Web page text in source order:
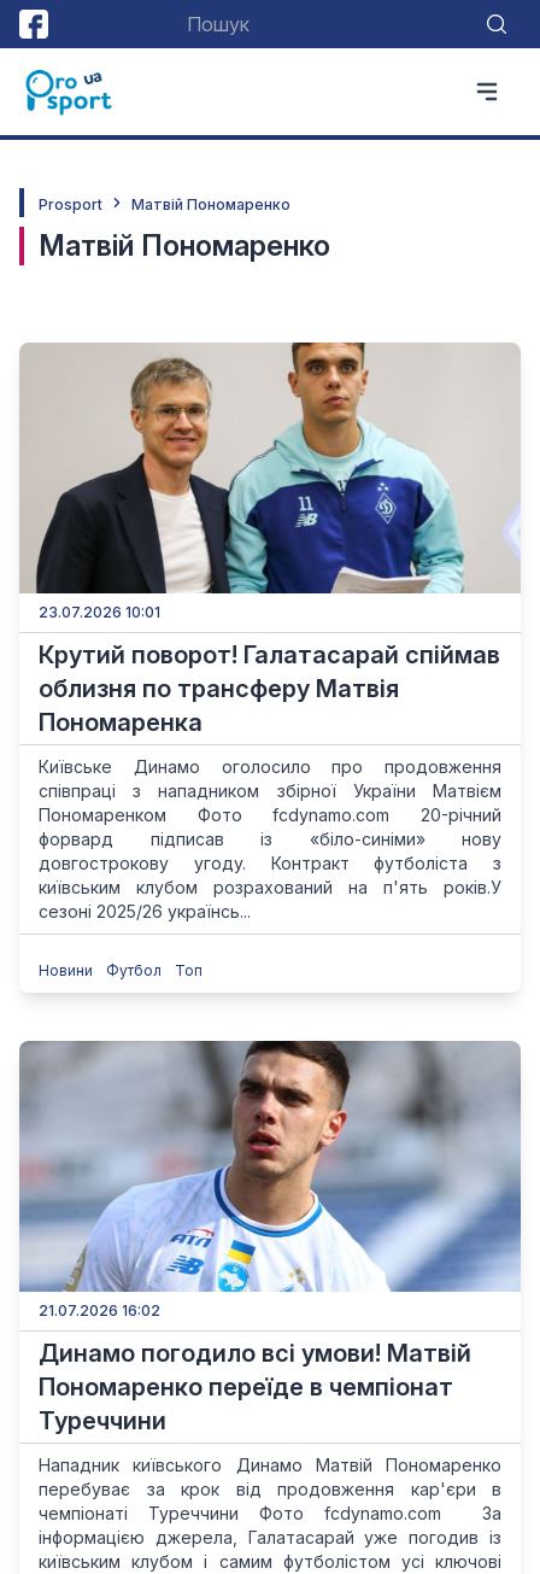
Prosport Матвій Пономаренко
Матвій Пономаренко
23.07.2026 10:01
Крутий поворот! Галатасарай спіймав
облизня по трансферу Матвія
Пономаренка
Київське Динамо оголосило про продовження
співпраці з нападником збірної України Матвієм
Пономаренком Фото fcdynamo.com 20-річний
форвард підписав із «біло-синіми» нову
довгострокову угоду. Контракт футболіста з
київським клубом розрахований на п'ять років.У
сезоні 2025/26 українсь...
Новини Футбол Топ
21.07.2026 16:02
Динамо погодило всі умови! Матвій
Пономаренко переїде в чемпіонат
Туреччини
Нападник київського Динамо Матвій Пономаренко
перебуває за крок від продовження кар'єри в
чемпіонаті Туреччини Фото fcdynamo.com За
інформацією джерела, Галатасарай уже погодив із
київським клубом і самим футболістом усі ключові